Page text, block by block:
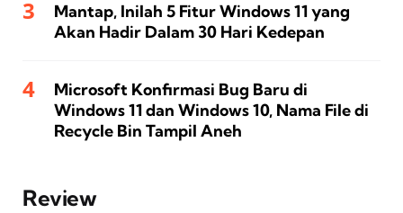
Mantap, Inilah 5 Fitur Windows 11 yang
Akan Hadir Dalam 30 Hari Kedepan
Microsoft Konfirmasi Bug Baru di
Windows 11 dan Windows 10, Nama File di
Recycle Bin Tampil Aneh
Review